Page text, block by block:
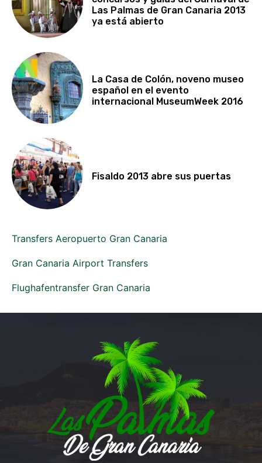
Las Palmas de Gran Canaria 2013
ya está abierto
La Casa de Colón, noveno museo
español en el evento
internacional MuseumWeek 2016
Fisaldo 2013 abre sus puertas
Transfers Aeropuerto Gran Canaria
Gran Canaria Airport Transfers
Flughafentransfer Gran Canaria